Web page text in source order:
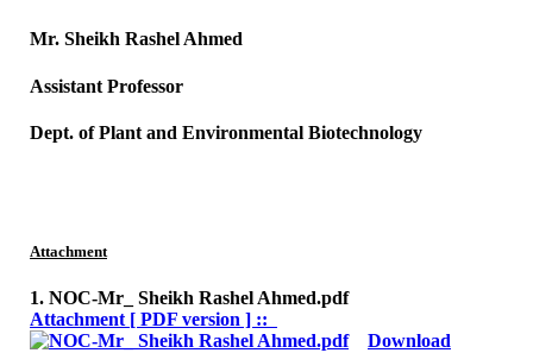
Mr. Sheikh Rashel Ahmed
Assistant Professor
Dept. of Plant and Environmental Biotechnology
Attachment
1. NOC-Mr_ Sheikh Rashel Ahmed.pdf
Attachment [ PDF version ] ::
Download